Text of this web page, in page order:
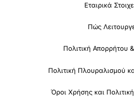
Εταιρικά
Πώς
Πολιτική Απορρήτου
Πολιτική Πλουραλισμού
Όροι Χρήσης και